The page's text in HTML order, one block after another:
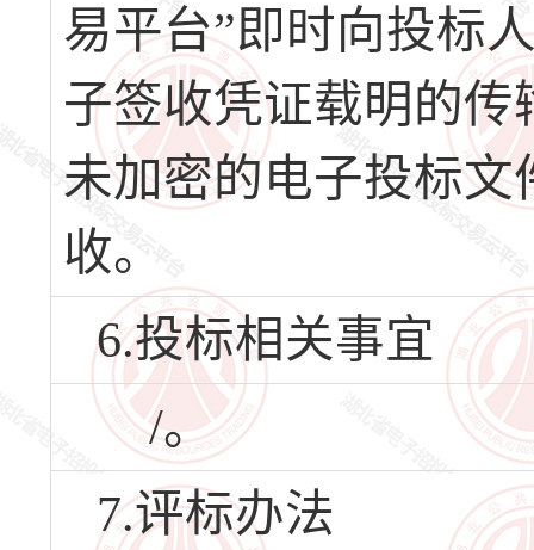
易平台”即时向投标
子签收凭证载明的
未加密的电子投标文
收。
6.投标相关事宜
/。
7.评标办法